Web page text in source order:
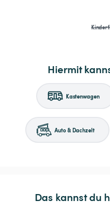
Hiermit
Kastenwagen
Auto & Dachzelt
Das kannst du